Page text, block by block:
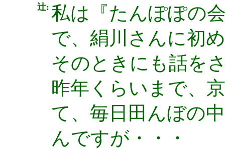
辻: 私は『たんぽぽの
で、絹川さんに初
そのときにも話を
昨年くらいまで、
て、毎日田んぼの
んですが・・・